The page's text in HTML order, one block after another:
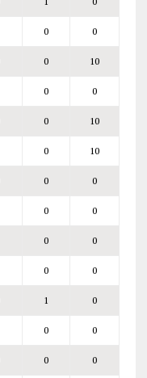
0 0
0 10
0 0
0 10
0 10
0 0
0 0
0 0
0 0
1 0
0 0
0 0